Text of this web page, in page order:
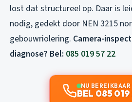
lost dat structureel op. Daar is
nodig, gedekt door NEN 3215
gebouwriolering. Camera-
diagnose? Bel: 085 019 57 22
NU BEREIKBAAR
BEL 085